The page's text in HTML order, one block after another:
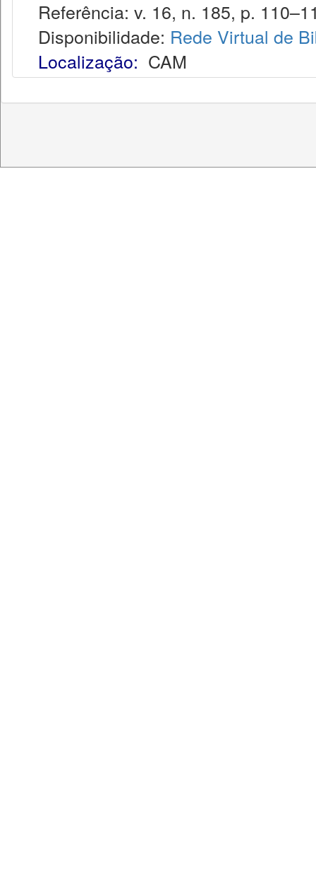
Referência: v. 16, n. 185, p.
Disponibilidade: Rede Virtual de
Localização: CAM